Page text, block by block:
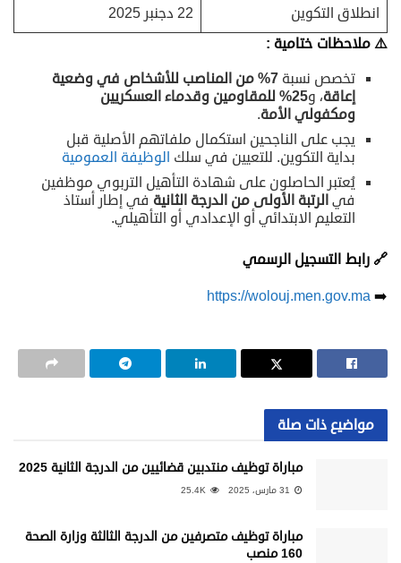
انطلاق التكوين
22 دجنبر 2025
⚠️ ملاحظات ختامية :
تخصص نسبة 7%
من المناصب للأشخاص في وضعية
إعاقة، و25%
للمقاومين وقدماء العسكريين
ومكفولي الأمة.
يجب على الناجحين استكمال ملفاتهم الأصلية قبل
بداية التكوين. للتعيين في سلك الوظيفة العمومية
يُعتبر الحاصلون على شهادة التأهيل التربوي موظفين
فيالرتبة الأولى من الدرجة الثانية في إطار أستاذ
التعليم الابتدائي أو الإعدادي أو التأهيلي.
🔗 رابط التسجيل الرسمي
➡️
https://wolouj.men.gov.ma
مواضيع ذات صلة
مباراة توظيف منتدبين قضائيين من الدرجة الثانية 2025
مباراة توظيف متصرفين من الدرجة الثالثة وزارة الصحة
160 منصب